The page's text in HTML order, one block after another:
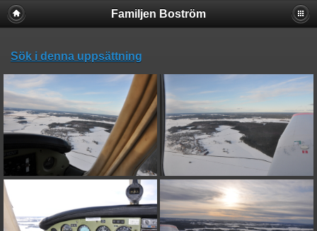
Familjen Boström
Sök i denna uppsättning